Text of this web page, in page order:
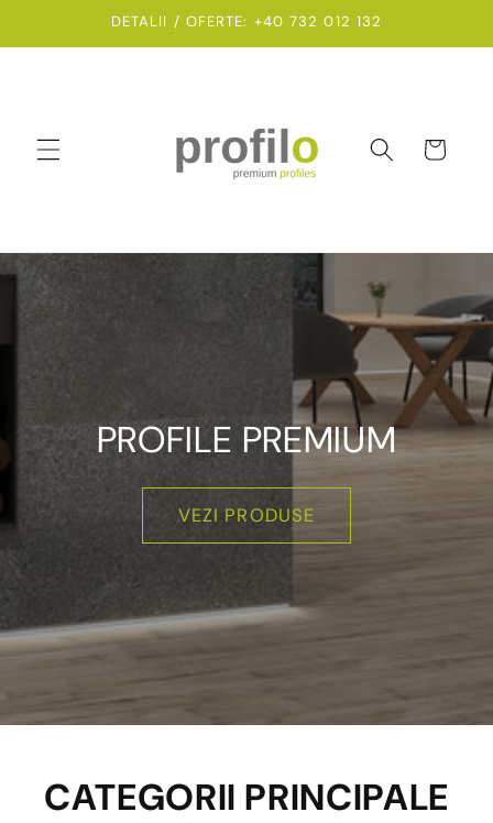
DETALII / OFERTE: +40 732 012 132
Coș
PROFILE PREMIUM
VEZI PRODUSE
CATEGORII PRINCIPALE